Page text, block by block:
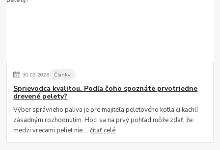
30.03.2026 Články
Sprievodca kvalitou. Podľa čoho spoznáte prvotriedne
drevené pelety?
Výber správneho paliva je pre majiteľa peletového kotla či kachlí
zásadným rozhodnutím. Hoci sa na prvý pohľad môže zdať, že
medzi vrecami peliet nie ...čítať celé